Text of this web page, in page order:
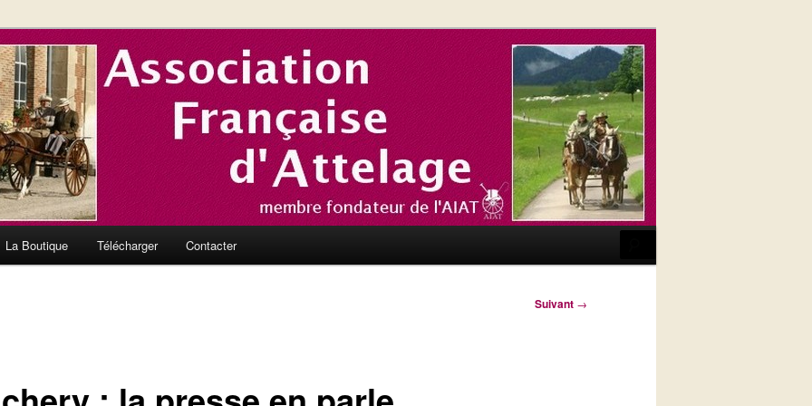
l'Association Française
et en Europe
La Boutique Télécharger Contacter
Suivant →